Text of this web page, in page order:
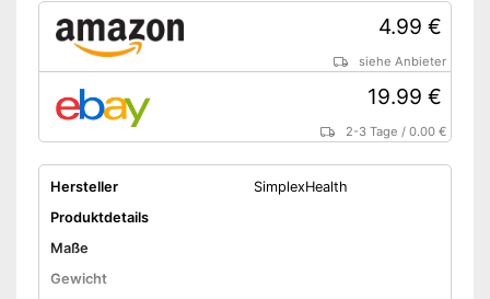
4.99 €
siehe Anbieter
19.99 €
2-3 Tage /0.00 €
Hersteller
SimplexHealth
Produktdetails
Maße
Gewicht